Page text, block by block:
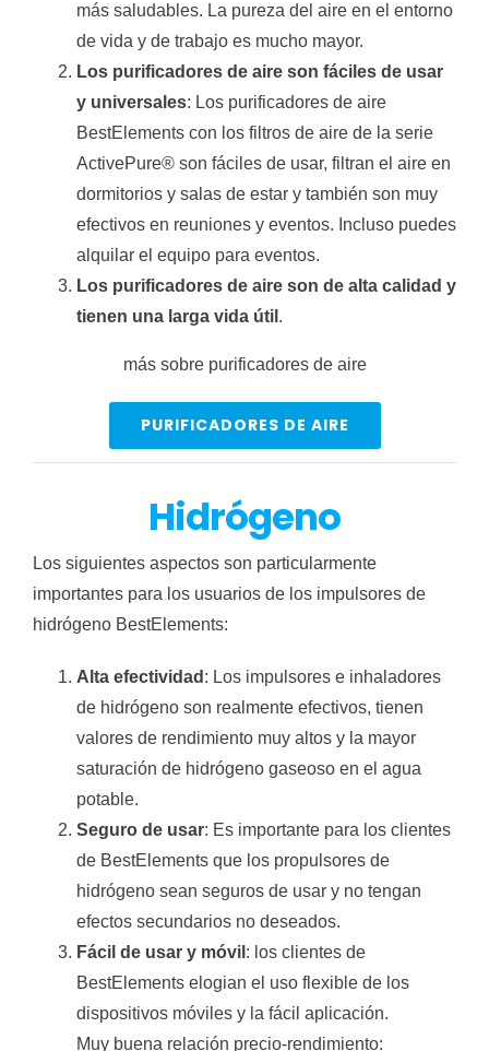
más saludables. La pureza del aire en el entorno
de vida y de trabajo es mucho mayor.
Los purificadores de aire son fáciles de usar
y universales: Los purificadores de aire
BestElements con los filtros de aire de la serie
ActivePure® son fáciles de usar, filtran el aire en
dormitorios y salas de estar y también son muy
efectivos en reuniones y eventos. Incluso puedes
alquilar el equipo para eventos.
Los purificadores de aire son de alta calidad y
tienen una larga vida útil .
más sobre purificadores de aire
PURIFICADORES DE AIRE
Hidrógeno
Los siguientes aspectos son particularmente
importantes para los usuarios de los impulsores de
hidrógeno BestElements:
Alta efectividad : Los impulsores e inhaladores
de hidrógeno son realmente efectivos, tienen
valores de rendimiento muy altos y la mayor
saturación de hidrógeno gaseoso en el agua
potable.
Seguro de usar: Es importante para los clientes
de BestElements que los propulsores de
hidrógeno sean seguros de usar y no tengan
efectos secundarios no deseados.
Fácil de usar y móvil : los clientes de
BestElements elogian el uso flexible de los
dispositivos móviles y la fácil aplicación.
Muy buena relación precio-rendimiento: